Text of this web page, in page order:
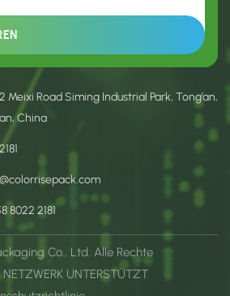
Meixi Road Siming Industrial Park, Tong’an,
China
8022 2181
Co., Ltd. Alle Rechte
NETZWERK UNTERSTÜTZT